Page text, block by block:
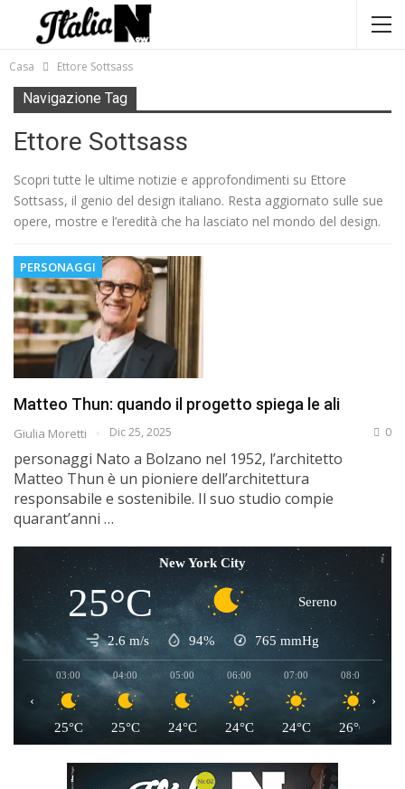
Casa Ettore Sottsass
Navigazione Tag
Ettore Sottsass
Scopri tutte le ultime notizie e approfondimenti su Ettore
Sottsass, il genio del design italiano. Resta aggiornato sulle sue
opere, mostre e l’eredità che ha lasciato nel mondo del design.
PERSONAGGI
Matteo Thun: quando il progetto spiega le ali
Giulia Moretti Dic 25, 2025 0
personaggi Nato a Bolzano nel 1952, l’architetto
Matteo Thun è un pioniere dell’architettura
responsabile e sostenibile. Il suo studio compie
quarant’anni …
New York City
25°C Sereno
2.6 m/s 94% 765 mmHg
03:00
25°C
04:00
25°C
05:00
24°C
06:00
24°C
07:00
24°C
08:00
26°C
‹ ›